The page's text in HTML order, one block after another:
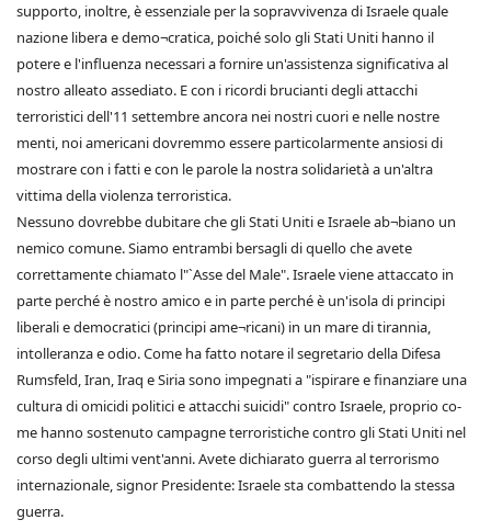
supporto, inoltre, è essenziale per la sopravvivenza di Israele quale
nazione libera e demo¬cratica, poiché solo gli Stati Uniti hanno il
potere e l'influenza necessari a fornire un'assistenza significativa al
nostro alleato assediato. E con i ricordi brucianti degli attacchi
terroristici dell'11 settembre ancora nei nostri cuori e nelle nostre
menti, noi americani dovremmo essere particolarmente ansiosi di
mostrare con i fatti e con le parole la nostra solidarietà a un'altra
vittima della violenza terroristica.
Nessuno dovrebbe dubitare che gli Stati Uniti e Israele ab¬biano un
nemico comune. Siamo entrambi bersagli di quello che avete
correttamente chiamato l"`Asse del Male". Israele viene attaccato in
parte perché è nostro amico e in parte perché è un'isola di principi
liberali e democratici (principi ame¬ricani) in un mare di tirannia,
intolleranza e odio. Come ha fatto notare il segretario della Difesa
Rumsfeld, Iran, Iraq e Siria sono impegnati a "ispirare e finanziare una
cultura di omicidi politici e attacchi suicidi" contro Israele, proprio co-
me hanno sostenuto campagne terroristiche contro gli Stati Uniti nel
corso degli ultimi vent'anni. Avete dichiarato guerra al terrorismo
internazionale, signor Presidente: Israele sta combattendo la stessa
guerra.